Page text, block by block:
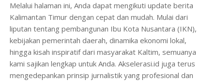
Melalui halaman ini, Anda dapat mengikuti update berita
Kalimantan Timur dengan cepat dan mudah. Mulai dari
liputan tentang pembangunan Ibu Kota Nusantara (IKN),
kebijakan pemerintah daerah, dinamika ekonomi lokal,
hingga kisah inspiratif dari masyarakat Kaltim, semuanya
kami sajikan lengkap untuk Anda. Akselerasi.id juga terus
mengedepankan prinsip jurnalistik yang profesional dan